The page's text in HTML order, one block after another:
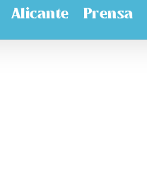
Alicante Prensa